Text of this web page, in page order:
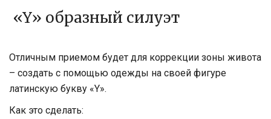
«Y» образный силуэт
Отличным приемом будет для коррекции зоны живота
– создать с помощью одежды на своей фигуре
латинскую букву «Y».
Как это сделать: